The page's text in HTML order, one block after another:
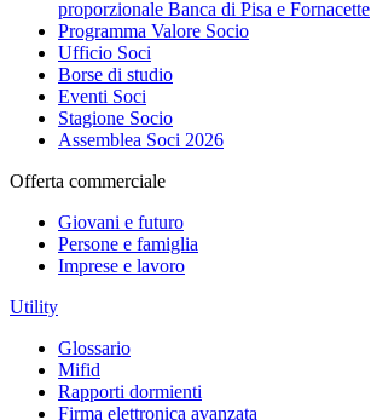
proporzionale Banca di Pisa e Fornacette
Programma Valore Socio
Ufficio Soci
Borse di studio
Eventi Soci
Stagione Socio
Assemblea Soci 2026
Offerta commerciale
Giovani e futuro
Persone e famiglia
Imprese e lavoro
Utility
Glossario
Mifid
Rapporti dormienti
Firma elettronica avanzata